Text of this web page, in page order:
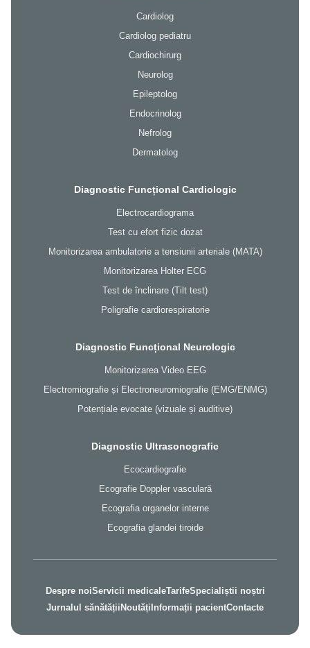
Cardiolog
Cardiolog pediatru
Cardiochirurg
Neurolog
Epileptolog
Endocrinolog
Nefrolog
Dermatolog
Diagnostic Funcțional Cardiologic
Electrocardiograma
Test cu efort fizic dozat
Monitorizarea ambulatorie a tensiunii arteriale (MATA)
Monitorizarea Holter ECG
Test de înclinare (Tilt test)
Poligrafie cardiorespiratorie
Diagnostic Funcțional Neurologic
Monitorizarea Video EEG
Electromiografie și Electroneuromiografie (EMG/ENMG)
Potențiale evocate (vizuale și auditive)
Diagnostic Ultrasonografic
Ecocardiografie
Ecografie Doppler vasculară
Ecografia organelor interne
Ecografia glandei tiroide
Despre noiServicii medicaleTarifeSpecialiștii noștri
Jurnalul sănătății Noutăți Informații pacientContacte